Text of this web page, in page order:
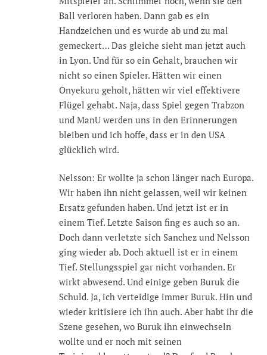
Ball verloren haben. Dann gab es ein
Handzeichen und es wurde ab und zu mal
gemeckert… Das gleiche sieht man jetzt auch
in Lyon. Und für so ein Gehalt, brauchen wir
nicht so einen Spieler. Hätten wir einen
Onyekuru geholt, hätten wir viel effektivere
Flügel gehabt. Naja, dass Spiel gegen Trabzon
und ManU werden uns in den Erinnerungen
bleiben und ich hoffe, dass er in den USA
glücklich wird.
Nelsson: Er wollte ja schon länger nach Europa.
Wir haben ihn nicht gelassen, weil wir keinen
Ersatz gefunden haben. Und jetzt ist er in
einem Tief. Letzte Saison fing es auch so an.
Doch dann verletzte sich Sanchez und Nelsson
ging wieder ab. Doch aktuell ist er in einem
Tief. Stellungsspiel gar nicht vorhanden. Er
wirkt abwesend. Und einige geben Buruk die
Schuld. Ja, ich verteidige immer Buruk. Hin und
wieder kritisiere ich ihn auch. Aber habt ihr die
Szene gesehen, wo Buruk ihn einwechseln
wollte und er noch mit seinen